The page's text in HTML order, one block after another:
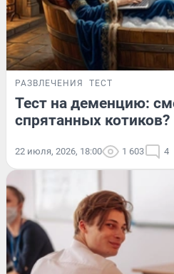
РАЗВЛЕЧЕНИЯ ТЕСТ
Тест на деменцию:
спрятанных котиков?
22 июля, 2026, 18:00 1 603 4